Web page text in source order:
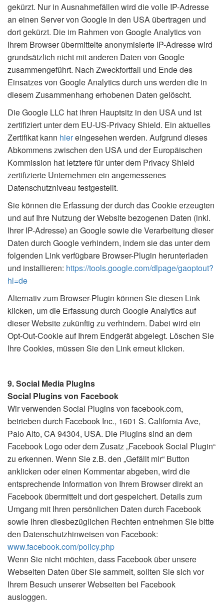
gekürzt. Nur in Ausnahmefällen wird die volle IP-Adresse
an einen Server von Google in den USA übertragen und
dort gekürzt. Die im Rahmen von Google Analytics von
Ihrem Browser übermittelte anonymisierte IP-Adresse wird
grundsätzlich nicht mit anderen Daten von Google
zusammengeführt. Nach Zweckfortfall und Ende des
Einsatzes von Google Analytics durch uns werden die in
diesem Zusammenhang erhobenen Daten gelöscht.
Die Google LLC hat ihren Hauptsitz in den USA und ist
zertifiziert unter dem EU-US-Privacy Shield. Ein aktuelles
Zertifikat kann hiereingesehen werden. Aufgrund dieses
Abkommens zwischen den USA und der Europäischen
Kommission hat letztere für unter dem Privacy Shield
zertifizierte Unternehmen ein angemessenes
Datenschutzniveau festgestellt.
Sie können die Erfassung der durch das Cookie erzeugten
und auf Ihre Nutzung der Website bezogenen Daten (inkl.
Ihrer IP-Adresse) an Google sowie die Verarbeitung dieser
Daten durch Google verhindern, indem sie das unter dem
folgenden Link verfügbare Browser-Plugin herunterladen
und installieren: https://tools.google.com/dlpage/gaoptout?
hl=de
Alternativ zum Browser-Plugin können Sie diesen Link
klicken, um die Erfassung durch Google Analytics auf
dieser Website zukünftig zu verhindern. Dabei wird ein
Opt-Out-Cookie auf Ihrem Endgerät abgelegt. Löschen Sie
Ihre Cookies, müssen Sie den Link erneut klicken.
9. Social Media PlugIns
Social Plugins von Facebook
Wir verwenden Social Plugins von facebook.com,
betrieben durch Facebook Inc., 1601 S. California Ave,
Palo Alto, CA 94304, USA. Die Plugins sind an dem
Facebook Logo oder dem Zusatz „Facebook Social Plugin“
zu erkennen. Wenn Sie z.B. den „Gefällt mir“ Button
anklicken oder einen Kommentar abgeben, wird die
entsprechende Information von Ihrem Browser direkt an
Facebook übermittelt und dort gespeichert. Details zum
Umgang mit Ihren persönlichen Daten durch Facebook
sowie Ihren diesbezüglichen Rechten entnehmen Sie bitte
den Datenschutzhinweisen von Facebook:
www.facebook.com/policy.php
Wenn Sie nicht möchten, dass Facebook über unsere
Webseiten Daten über Sie sammelt, sollten Sie sich vor
Ihrem Besuch unserer Webseiten bei Facebook
ausloggen.